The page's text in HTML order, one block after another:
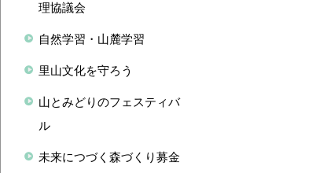
理協議会
自然学習・山麓学習
里山文化を守ろう
山とみどりのフェスティバ
ル
未来につづく森づくり募金